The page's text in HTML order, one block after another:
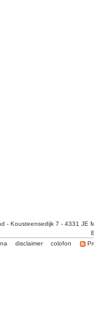
- Kousteensedijk 7 - 4331 JE
disclaimer colofon